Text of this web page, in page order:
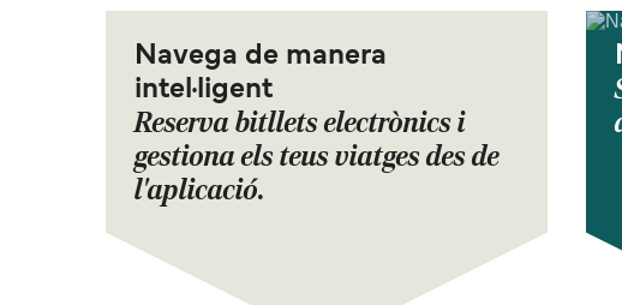
Navega de manera
intel·ligent
Reserva bitllets electrònics i
gestiona els teus viatges des de
l'aplicació.